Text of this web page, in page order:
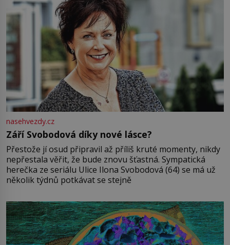
nasehvezdy.cz
Září Svobodová díky nové lásce?
Přestože jí osud připravil až příliš kruté momenty, nikdy
nepřestala věřit, že bude znovu šťastná. Sympatická
herečka ze seriálu Ulice Ilona Svobodová (64) se má už
několik týdnů potkávat se stejně